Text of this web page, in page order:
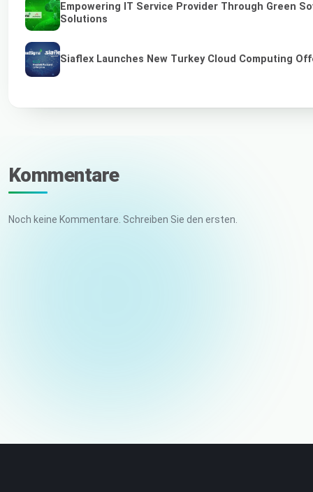
Empowering IT Service Provider Through Green
Solutions
Siaflex Launches New Turkey Cloud Computing
Kommentare
Noch keine Kommentare. Schreiben Sie den ersten.